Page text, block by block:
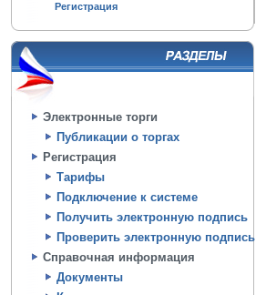
Регистрация
Электронные торги
Публикации о торгах
Регистрация
Тарифы
Подключение к системе
Получить электронную подпись
Проверить электронную подпись
Справочная информация
Документы